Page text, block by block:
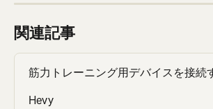
関連記事
筋力トレーニング用デバイスを接続
Hevy